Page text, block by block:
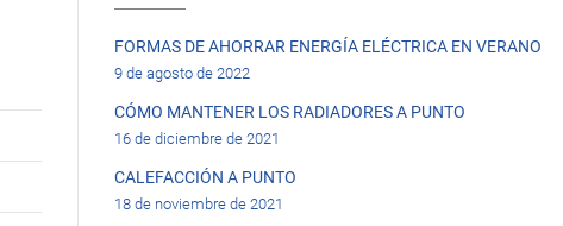
FORMAS DE AHORRAR ENERGÍA ELÉCTRICA EN VERANO
9 de agosto de 2022
CÓMO MANTENER LOS RADIADORES A PUNTO
16 de diciembre de 2021
CALEFACCIÓN A PUNTO
18 de noviembre de 2021